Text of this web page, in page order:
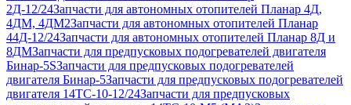
2Д-12/24Запчасти для автономных отопителей Планар 4Д,
4ДМ, 4ДМ2Запчасти для автономных отопителей Планар
44Д-12/24Запчасти для автономных отопителей Планар 8Д и
8ДМЗапчасти для предпусковых подогревателей двигателя
Бинар-5SЗапчасти для предпусковых подогревателей
двигателя Бинар-5Запчасти для предпусковых подогревателей
двигателя 14ТС-10-12/24Запчасти для предпусковых